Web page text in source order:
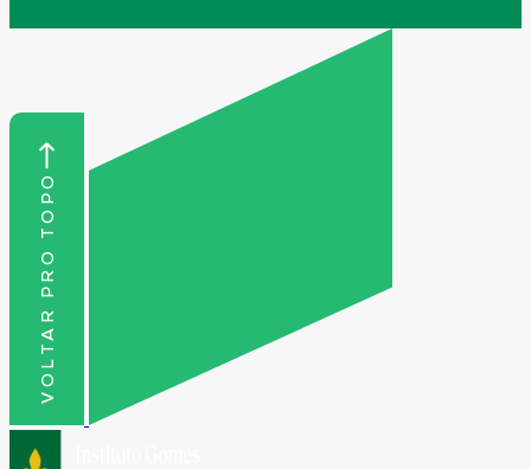
VOLTAR PRO TOPO